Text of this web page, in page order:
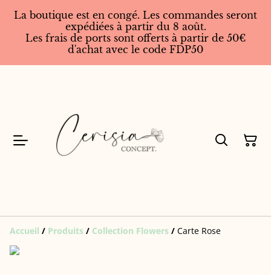
La boutique est en congé. Les commandes seront
expédiées à partir du 8 août.
Les frais de ports sont offerts à partir de 50€
d'achat avec le code FDP50
Accueil / Produits / Collection Flowers / Carte Rose